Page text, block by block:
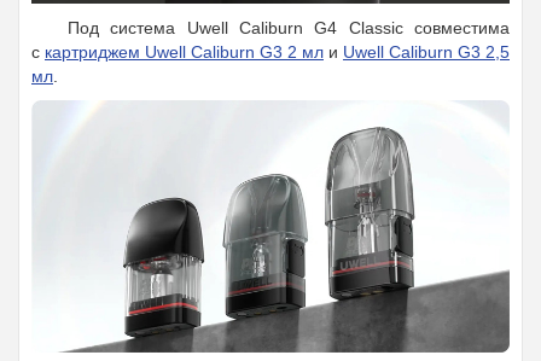
Под система Uwell Caliburn G4 Classic совместима
с картриджем Uwell Caliburn G3 2 мл и Uwell Caliburn G3 2,5
мл.